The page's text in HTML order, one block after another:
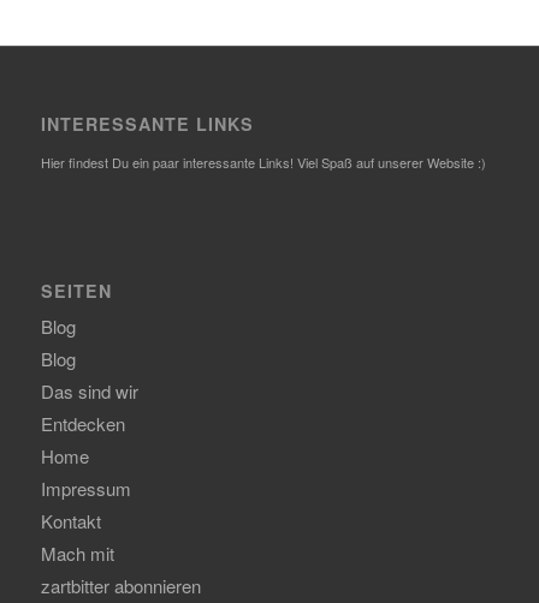
INTERESSANTE LINKS
Hier findest Du ein paar interessante Links! Viel Spaß auf unserer Website :)
SEITEN
Blog
Blog
Das sind wir
Entdecken
Home
Impressum
Kontakt
Mach mit
zartbitter abonnieren